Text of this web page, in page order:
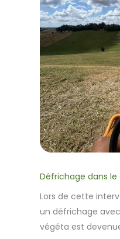
Défrichage dans
Lors de cette
un défrichage
végéta est